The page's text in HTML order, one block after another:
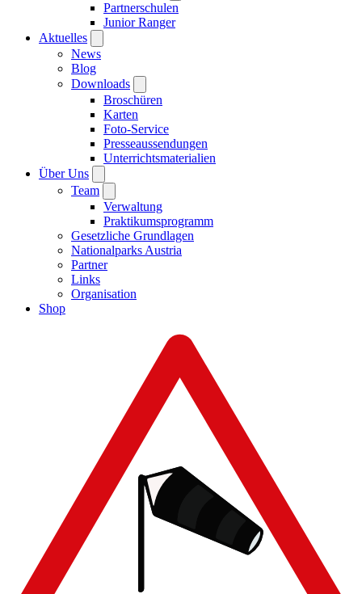
Partnerschulen
Junior Ranger
Aktuelles
News
Blog
Downloads
Broschüren
Karten
Foto-Service
Presseaussendungen
Unterrichtsmaterialien
Über Uns
Team
Verwaltung
Praktikumsprogramm
Gesetzliche Grundlagen
Nationalparks Austria
Partner
Links
Organisation
Shop